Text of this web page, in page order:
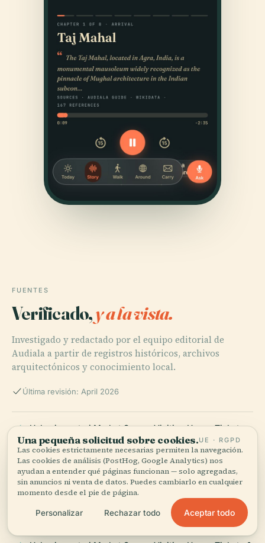
FUENTES
Verificado,y a la vista.
Investigado y redactado por el equipo editorial de
Audiala a partir de registros históricos, archivos
arquitectónicos y conocimiento local.
Última revisión: April 2026
Hakaniementori Market Square Visiting Hours, Tickets,
and History | Helsinki Historical Sites
Hakaniementori Market Square in Helsinki: Visiting
Hours, Tickets & Cultural Guide
Una pequeña solicitud sobre cookies.UE · RGPD
Las cookies estrictamente necesarias permiten la navegación.
Las cookies de análisis (PostHog, Google Analytics) nos
ayudan a entender qué páginas funcionan — solo agregadas,
sin anuncios ni venta de datos. Puedes cambiarlo en cualquier
momento desde el pie de página.
Personalizar Rechazar todo Aceptar todo